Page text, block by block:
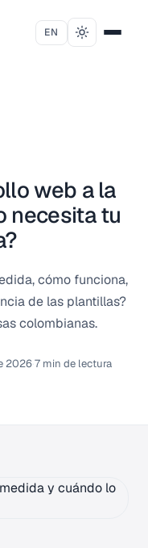
EN
web a la
necesita tu
cómo funciona,
de las plantillas?
colombianas.
2026·7 min de lectura